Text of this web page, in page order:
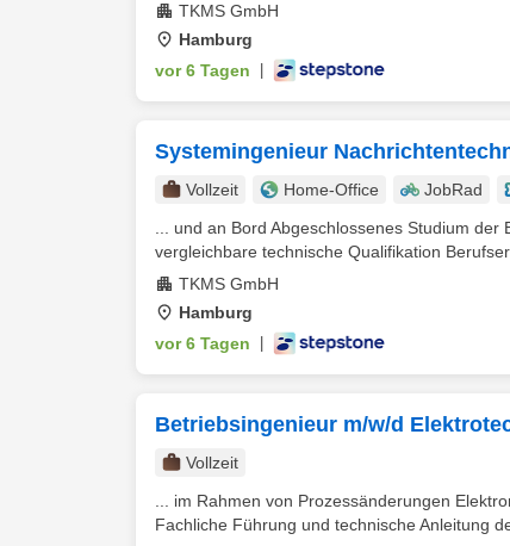
TKMS GmbH
Hamburg
vor 6 Tagen
Systemingenieur
Vollzeit Home-Office JobRad
... und an Bord Abgeschlossenes Studium
vergleichbare technische Qualifikation
TKMS GmbH
Hamburg
vor 6 Tagen
Betriebsingenieur m/w/d
Vollzeit
... im Rahmen von Prozessänderungen
Fachliche Führung und technische Anleitung